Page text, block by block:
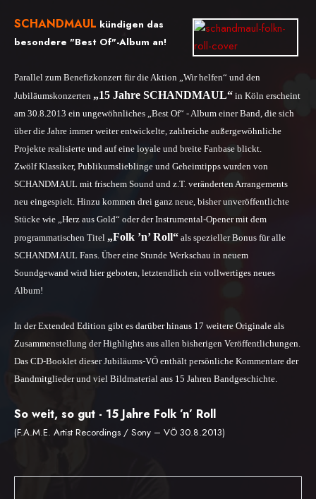
SCHANDMAUL kündigen das
besondere "Best Of"-Album an!
Parallel zum Benefizkonzert für die Aktion „Wir helfen“ und den
Jubiläumskonzerten „15 Jahre SCHANDMAUL“ in Köln erscheint
am 30.8.2013 ein ungewöhnliches „Best Of“ - Album einer Band, die sich
über die Jahre immer weiter entwickelte, zahlreiche außergewöhnliche
Projekte realisierte und auf eine loyale und breite Fanbase blickt.
Zwölf Klassiker, Publikumslieblinge und Geheimtipps wurden von
SCHANDMAUL mit frischem Sound und z.T. veränderten Arrangements
neu eingespielt. Hinzu kommen drei ganz neue, bisher unveröffentlichte
Stücke wie „Herz aus Gold“ oder der Instrumental-Opener mit dem
programmatischen Titel „Folk ’n’ Roll“ als spezieller Bonus für alle
SCHANDMAUL Fans. Über eine Stunde Werkschau in neuem
Soundgewand wird hier geboten, letztendlich ein vollwertiges neues
Album!
In der Extended Edition gibt es darüber hinaus 17 weitere Originale als
Zusammenstellung der Highlights aus allen bisherigen Veröffentlichungen.
Das CD-Booklet dieser Jubiläums-VÖ enthält persönliche Kommentare der
Bandmitglieder und viel Bildmaterial aus 15 Jahren Bandgeschichte.
So weit, so gut - 15 Jahre Folk ’n’ Roll
(F.A.M.E. Artist Recordings / Sony – VÖ 30.8.2013)